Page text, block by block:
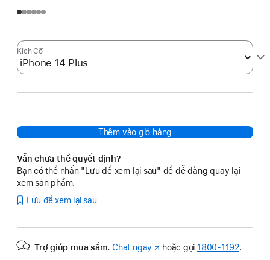
Kích Cỡ
Thêm vào giỏ hàng
Vẫn chưa thể quyết định?
Bạn có thể nhấn "Lưu để xem lại sau" để dễ dàng quay lại
xem sản phẩm.
Lưu để xem lại sau
Trợ giúp mua sắm. Chat ngay (Mởhoặc gọi 1800-1192.